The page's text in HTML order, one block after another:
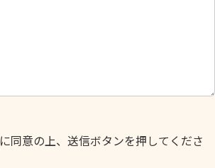
に同意の上、送信ボタンを押してくださ